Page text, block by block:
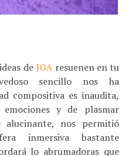
deJOAresuenen en tu
sencillo nos ha
compositiva es inaudita,
y de plasmar
alucinante, nos permitió
inmersiva bastante
lo abrumadoras que